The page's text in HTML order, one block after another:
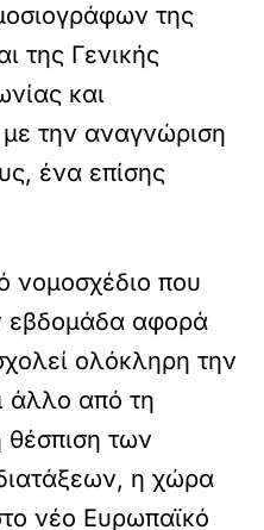
της
της Γενικής
και
την αναγνώριση
ένα επίσης
νομοσχέδιο που
εβδομάδα αφορά
ολόκληρη την
άλλο από τη
των
η χώρα
νέο Ευρωπαϊκό